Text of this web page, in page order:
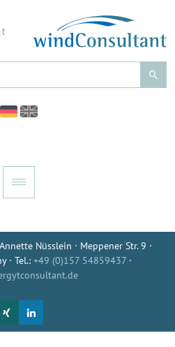
Nüsslein · Meppener Str. 9 ·
· Tel.: +49 (0)157 54859437 ·